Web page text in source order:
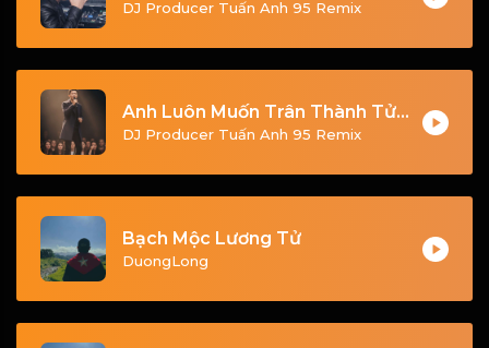
DJ Producer Tuấn Anh 95 Remix
Anh Luôn Muốn Trân Thành Tử Tế Và Tôn Trọng Em Thật Nhiều
DJ Producer Tuấn Anh 95 Remix
Bạch Mộc Lương Tử
DuongLong